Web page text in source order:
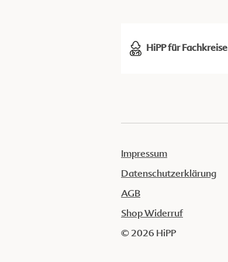
HiPP für Fachkreise
Impressum
Datenschutzerklärung
AGB
Shop Widerruf
© 2026 HiPP